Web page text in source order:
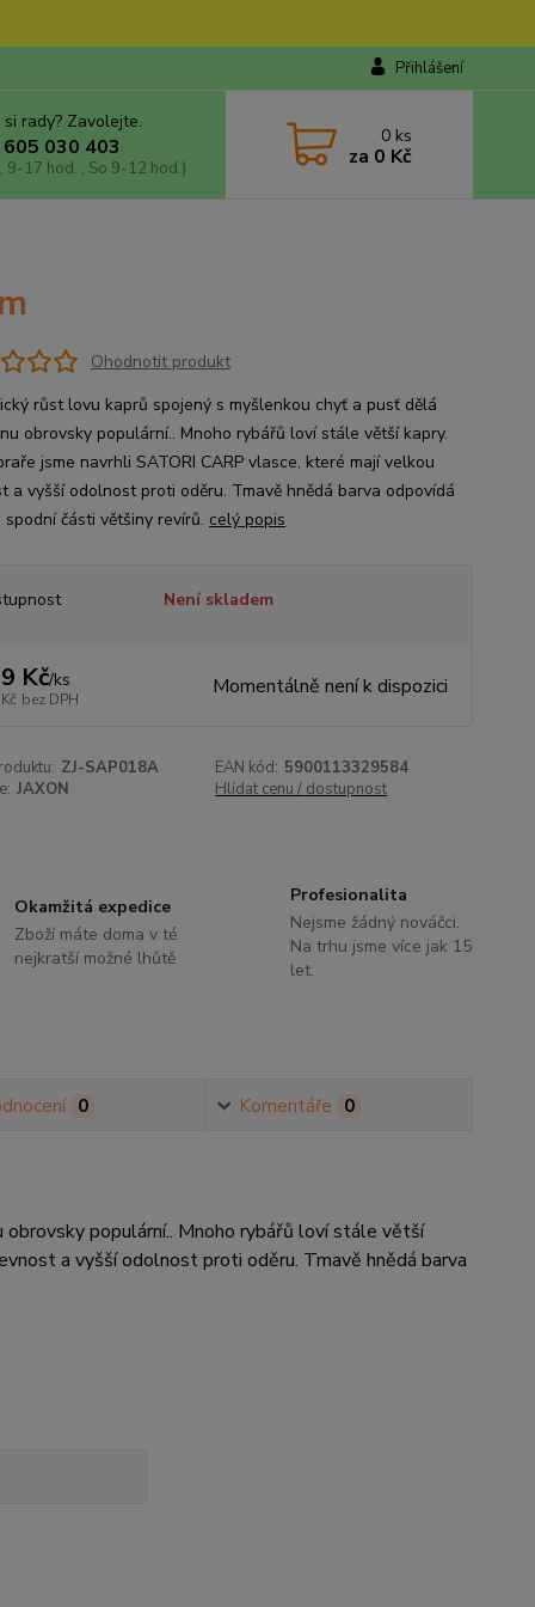
Přihlášení
rady? Zavolejte.
030 403
9-17 hod. , So 9-12 hod.)
0 ks
za 0 Kč
Ohodnotit produkt
růst lovu kaprů spojený s myšlenkou chyť a pusť dělá
obrovsky populární.. Mnoho rybářů loví stále větší kapry.
jsme navrhli SATORI CARP vlasce, které mají velkou
a vyšší odolnost proti oděru. Tmavě hnědá barva odpovídá
části většiny revírů. celý popis
Není skladem
Kč/ks
bez DPH Momentálně není k dispozici
ZJ-SAP018A EAN kód: 5900113329584
JAXON Hlídat cenu / dostupnost
Okamžitá expedice
Zboží máte doma v té
nejkratší možné lhůtě
Profesionalita
Nejsme žádný nováčci.
Na trhu jsme více jak 15
let.
0 Komentáře 0
populární.. Mnoho rybářů loví stále větší
a vyšší odolnost proti oděru. Tmavě hnědá barva